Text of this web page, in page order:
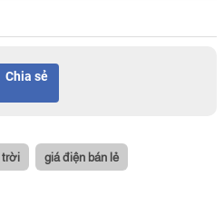
Chia sẻ
trời giá điện bán lẻ